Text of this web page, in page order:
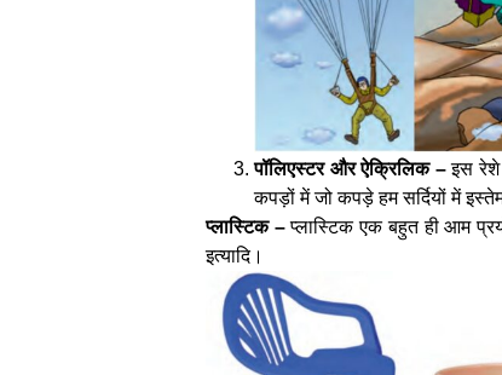
पॉलिएस्टर और ऐक्रिलिक –इस रेशे
कपड़ों में जो कपड़े हम सर्दियों में
प्लास्टिक –प्लास्टिक एक बहुत ही आम
इत्यादि।